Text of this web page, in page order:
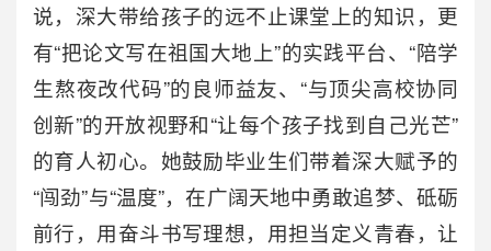
说，深大带给孩子的远不止课堂上的知识，更
有“把论文写在祖国大地上”的实践平台、“陪学
生熬夜改代码”的良师益友、“与顶尖高校协同
创新”的开放视野和“让每个孩子找到自己光芒”
的育人初心。她鼓励毕业生们带着深大赋予的
“闯劲”与“温度”，在广阔天地中勇敢追梦、砥砺
前行，用奋斗书写理想，用担当定义青春，让